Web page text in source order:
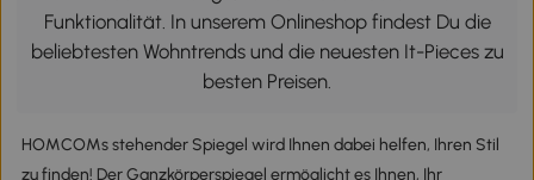
Funktionalität. In unserem Onlineshop findest Du die
beliebtesten Wohntrends und die neuesten It-Pieces zu
besten Preisen.
HOMCOMs stehender Spiegel wird Ihnen dabei helfen, Ihren Stil
zu finden! Der Ganzkörperspiegel ermöglicht es Ihnen, Ihr